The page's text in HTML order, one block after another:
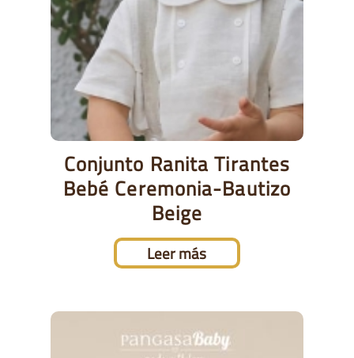
Conjunto Ranita Tirantes
Bebé Ceremonia-Bautizo
Beige
Leer más